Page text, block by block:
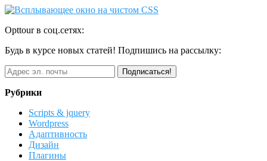
Opttour в соц.сетях:
Будь в курсе новых статей! Подпишись на рассылку:
Рубрики
Scripts & jquery
Wordpress
Адаптивность
Дизайн
Плагины